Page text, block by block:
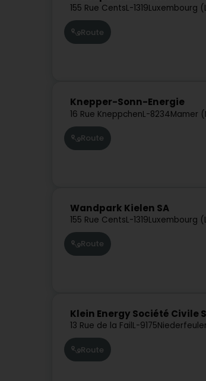
155 Rue CentsL-1319Luxembourg
Route
Knepper-Sonn-Energie
16 Rue KneppchenL-8234Mamer
Route
Wandpark Kielen SA
155 Rue CentsL-1319Luxembourg
Route
Klein Energy Société Civile
13 Rue de la FailL-9175
Route